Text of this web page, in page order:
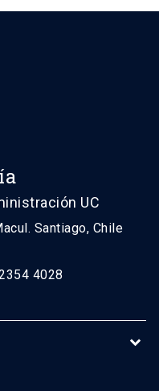
UC
Santiago, Chile
4028